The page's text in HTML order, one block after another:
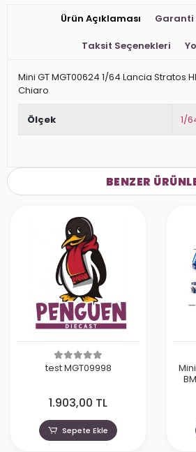
Ürün Açıklaması Garanti
Taksit Seçenekleri
Mini GT MGT00624 1/64 Lancia Stratos
Chiaro
Ölçek 1/
BENZER
test MGT09998
1.903,00 TL
Sepete Ekle